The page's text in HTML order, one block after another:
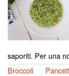
saporiti. Per una
Broccoli